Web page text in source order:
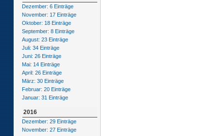
Dezember: 6 Einträge
November: 17 Einträge
Oktober: 18 Einträge
September: 8 Einträge
August: 23 Einträge
Juli: 34 Einträge
Juni: 26 Einträge
Mai: 14 Einträge
April: 26 Einträge
März: 30 Einträge
Februar: 20 Einträge
Januar: 31 Einträge
2016
Dezember: 29 Einträge
November: 27 Einträge